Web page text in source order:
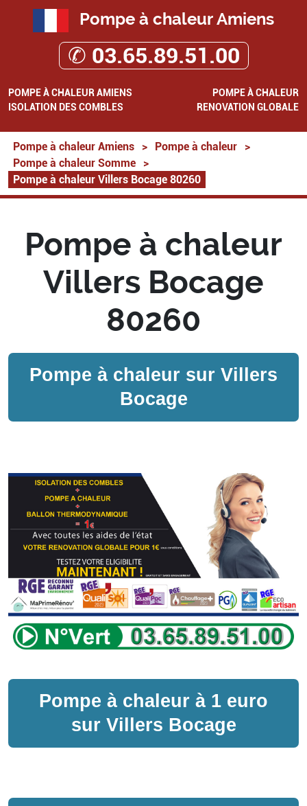
Pompe à chaleur Amiens
✆ 03.65.89.51.00
POMPE À CHALEUR AMIENS
POMPE À CHALEUR
ISOLATION DES COMBLES
RENOVATION GLOBALE
Pompe à chaleur Amiens > Pompe à chaleur
>
Pompe à chaleur Somme
>
Pompe à chaleur Villers Bocage 80260
Pompe à chaleur
Villers Bocage
80260
Pompe à chaleur sur Villers
Bocage
Pompe à chaleur à 1 euro
sur Villers Bocage